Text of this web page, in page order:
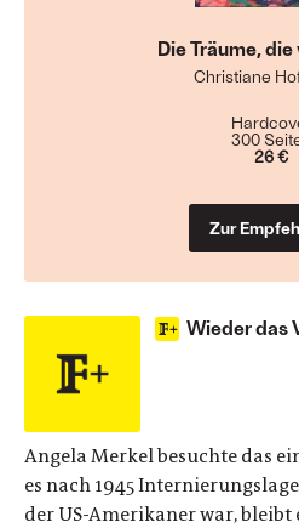
Wieder das
Angela Merkel besuchte das
es nach 1945
der US-Amerikaner war, bleibt
Die Träume,
Christiane
300
26 €
Zur